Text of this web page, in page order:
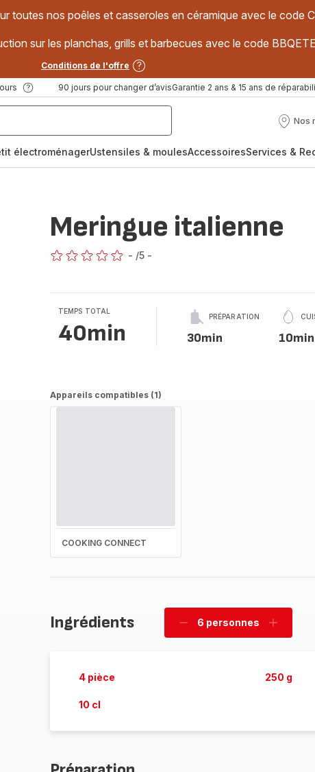
toutes nos poêles et casseroles en céramique avec le code
sur les planchas, grills et barbecues avec le code
Conditions de l'offre
90 jours pour changer d’avisGarantie 2 ans & 15 ans de
Nos
Nos
électroménagerUstensiles & moulesAccessoiresServices &
Meringue italienne
- /5 -
TEMPS TOTAL
40min
PRÉPARATION
30min 10min
Appareils compatibles (1)
COOKING CONNECT
Ingrédients
Supprimer
6 personnes
Ajouter
4 pièce 250 g
10 cl